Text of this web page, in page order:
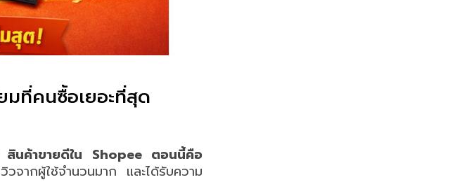
ที่คนซื้อเยอะที่สุด
สินค้าขายดีใน Shopee ตอนนี้คือ
วจากผู้ใช้จำนวนมาก และได้รับความ